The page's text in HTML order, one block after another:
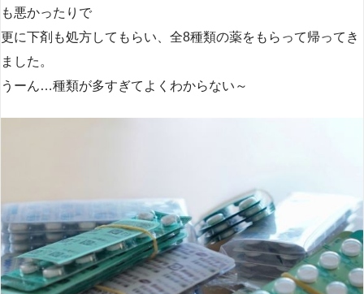
も悪かったりで
更に下剤も処方してもらい、全8種類の薬をもらって帰ってき
ました。
うーん…種類が多すぎてよくわからない～